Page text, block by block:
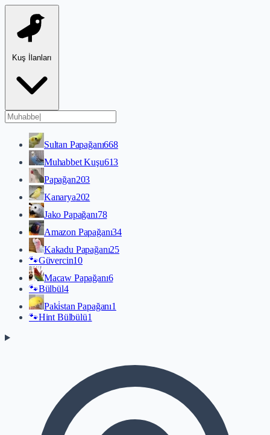
Kuş İlanları
Sultan Papağanı668
Muhabbet Kuşu613
Papağan203
Kanarya202
Jako Papağanı78
Amazon Papağanı34
Kakadu Papağanı25
🐾Güvercin10
Macaw Papağanı6
🐾Bülbül4
Paki̇stan Papağanı1
🐾Hint Bülbülü1